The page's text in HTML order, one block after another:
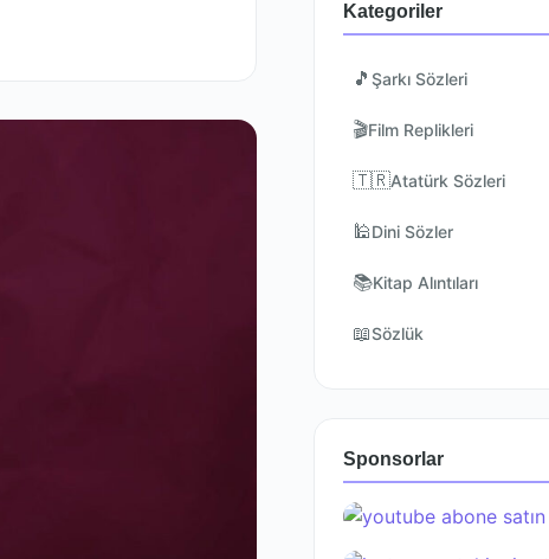
Kategoriler
🎵 Şarkı Sözleri
🎬Film Replikleri
🇹🇷Atatürk Sözleri
🕌Dini Sözler
📚Kitap Alıntıları
📖Sözlük
Sponsorlar